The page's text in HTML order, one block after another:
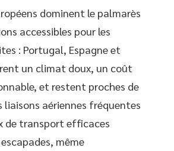
dominent le palmarès
accessibles pour les
: Portugal, Espagne et
un climat doux, un coût
et restent proches de
liaisons aériennes fréquentes
de transport efficaces
même